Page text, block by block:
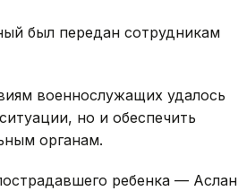
был передан сотрудникам
военнослужащих удалось
но и обеспечить
органам.
ребенка — Аслан